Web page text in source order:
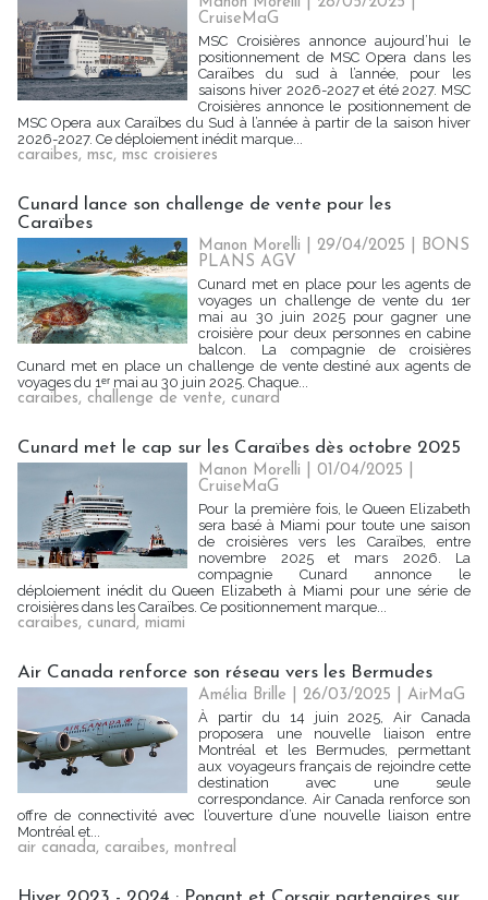
CruiseMaG
MSC Croisières annonce aujourd’hui le
positionnement de MSC Opera dans les
Caraïbes du sud à l’année, pour les
saisons hiver 2026-2027 et été 2027. MSC
Croisières annonce le positionnement de
MSC Opera aux Caraïbes du Sud à l’année à partir de la saison hiver
2026-2027. Ce déploiement inédit marque...
caraibes, msc, msc croisieres
Cunard lance son challenge de vente pour les
Caraïbes
Manon Morelli | 29/04/2025
BONS
PLANS AGV
Cunard met en place pour les agents de
voyages un challenge de vente du 1er
mai au 30 juin 2025 pour gagner une
croisière pour deux personnes en cabine
balcon. La compagnie de croisières
Cunard met en place un challenge de vente destiné aux agents de
voyages du 1ᵉʳ mai au 30 juin 2025. Chaque...
caraibes, challenge de vente, cunard
Cunard met le cap sur les Caraïbes dès octobre 2025
Manon Morelli | 01/04/2025
CruiseMaG
Pour la première fois, le Queen Elizabeth
sera basé à Miami pour toute une saison
de croisières vers les Caraïbes, entre
novembre 2025 et mars 2026. La
compagnie Cunard annonce le
déploiement inédit du Queen Elizabeth à Miami pour une série de
croisières dans les Caraïbes. Ce positionnement marque...
caraibes, cunard, miami
Air Canada renforce son réseau vers les Bermudes
Amélia Brille | 26/03/2025 |AirMaG
À partir du 14 juin 2025, Air Canada
proposera une nouvelle liaison entre
Montréal et les Bermudes, permettant
aux voyageurs français de rejoindre cette
destination avec une seule
correspondance. Air Canada renforce son
offre de connectivité avec l’ouverture d’une nouvelle liaison entre
Montréal et...
air canada, caraibes, montreal